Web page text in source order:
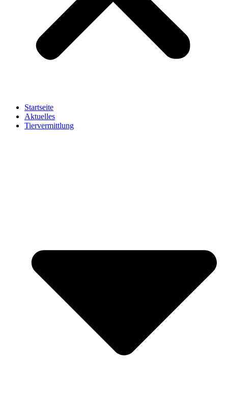
Startseite
Aktuelles
Tiervermittlung